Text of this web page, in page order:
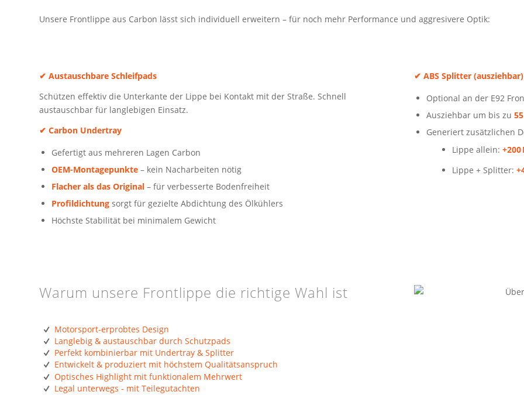
Unsere Frontlippe aus Carbon lässt sich individuell erweitern – für noch mehr Performance und aggresivere Optik:
✔ Austauschbare Schleifpads
Schützen effektiv die Unterkante der Lippe bei Kontakt mit der Straße. Schnell
austauschbar für langlebigen Einsatz.
✔ Carbon Undertray
Gefertigt aus mehreren Lagen Carbon
OEM-Montagepunkte – kein Nacharbeiten nötig
Flacher als das Original – für verbesserte Bodenfreiheit
Profildichtung sorgt für gezielte Abdichtung des Ölkühlers
Höchste Stabilität bei minimalem Gewicht
✔ ABS Splitter (ausziehbar)
Optional an der E92
Ausziehbar um bis zu
Generiert zusätzlichen
Lippe allein:+200
Lippe + Splitter:
Warum unsere Frontlippe die richtige Wahl ist
Motorsport-erprobtes Design
Langlebig & austauschbar durch Schutzpads
Perfekt kombinierbar mit Undertray & Splitter
Entwickelt & produziert mit höchstem Qualitätsanspruch
Optisches Highlight mit funktionalem Mehrwert
Legal unterwegs - mit Teilegutachten